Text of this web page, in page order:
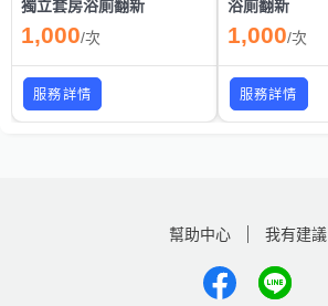
獨立套房浴廁翻新
1,000/次
服務詳情
浴廁翻新
1,000/次
服務詳情
幫助中心 我有建議